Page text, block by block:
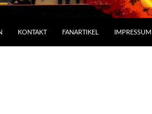
KONTAKT FANARTIKEL IMPRESSUM